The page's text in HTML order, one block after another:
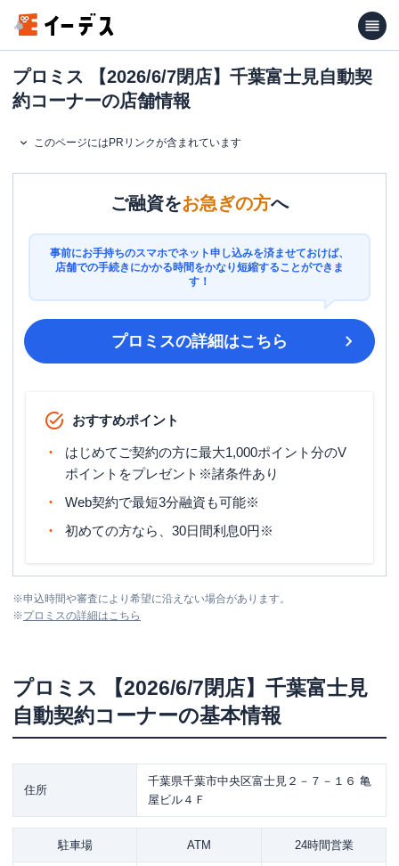
プロミス 【2026/6/7閉店】千葉富士見自動契
約コーナーの店舗情報
このページにはPRリンクが含まれています
ご融資をお急ぎの方へ
事前にお手持ちのスマホでネット申し込みを済ませておけば、
店舗での手続きにかかる時間をかなり短縮することができま
す！
プロミスの詳細はこちら
おすすめポイント
はじめてご契約の方に最大1,000ポイント分のV
ポイントをプレゼント※諸条件あり
Web契約で最短3分融資も可能※
初めての方なら、30日間利息0円※
※申込時間や審査により希望に沿えない場合があります。
※プロミスの詳細はこちら
プロミス
【2026/6/7閉店】千葉富士見
自動契約コーナーの基本情報
住所
千葉県千葉市中央区富士見２－７－１６ 亀
屋ビル４Ｆ
駐車場 ATM 24時間営業